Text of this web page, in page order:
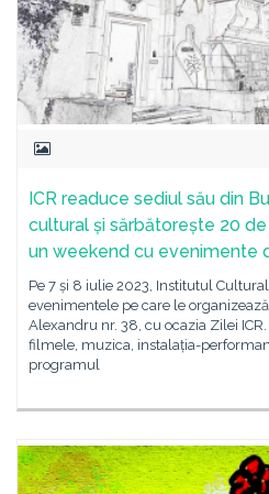
ICR readuce sediul său din
cultural și sărbătorește 20
un weekend cu evenimente
Pe 7 și 8 iulie 2023, Institutul
evenimentele pe care le
Alexandru nr. 38, cu ocazia Zilei
filmele, muzica, instalația-
programul